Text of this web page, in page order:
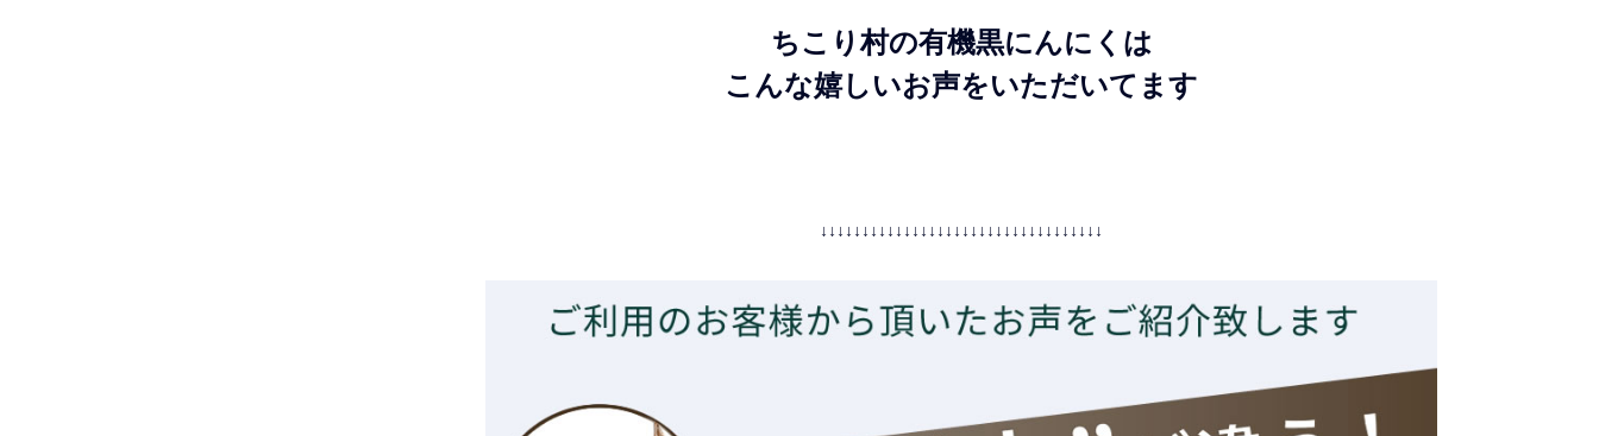
ちこり村の有機黒にんにくは
こんな嬉しいお声をいただいてます
↓↓↓↓↓↓↓↓↓↓↓↓↓↓↓↓↓↓↓↓↓↓↓↓↓↓↓↓↓↓↓↓↓↓